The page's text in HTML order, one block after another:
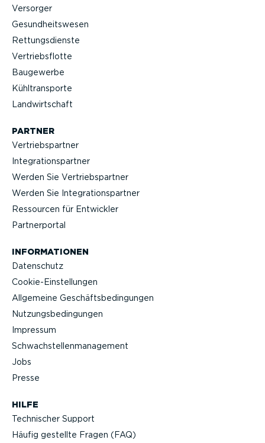
Versorger
Gesund­heits­wesen
Rettungs­dienste
Vertriebs­flotte
Baugewerbe
Kühltrans­porte
Landwirt­schaft
HILFE
Technischer Support
Häufig gestellte Fragen (FAQ)
PARTNER
Vertriebs­partner
Integra­ti­ons­partner
Werden Sie Vertriebs­partner
Werden Sie Integra­ti­ons­partner
Ressourcen für Entwickler
Partner­portal
INFOR­MA­TIONEN
Datenschutz
Cookie-Ein­stel­lungen
Allgemeine Geschäfts­be­din­gungen
Nutzungs­be­din­gungen
Impressum
Schwach­stel­len­ma­nagement
Jobs
Presse